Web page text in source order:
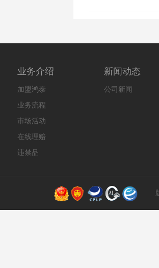
业务介绍
加盟鸿泰
业务流程
市场活动
在线理赔
违禁品
新闻动态
公司新闻